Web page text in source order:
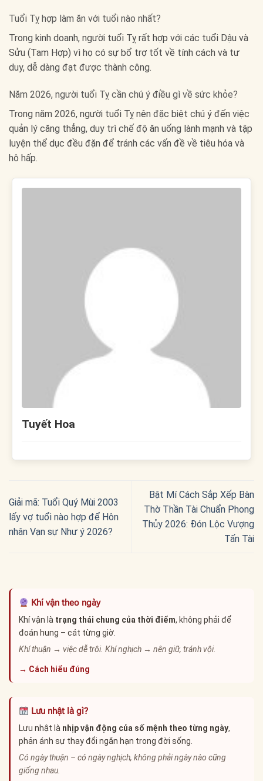
Tuổi Tỵ hợp làm ăn với tuổi nào nhất?
Trong kinh doanh, người tuổi Tỵ rất hợp với các tuổi Dậu và
Sửu (Tam Hợp) vì họ có sự bổ trợ tốt về tính cách và tư
duy, dễ dàng đạt được thành công.
Năm 2026, người tuổi Tỵ cần chú ý điều gì về sức khỏe?
Trong năm 2026, người tuổi Tỵ nên đặc biệt chú ý đến việc
quản lý căng thẳng, duy trì chế độ ăn uống lành mạnh và tập
luyện thể dục đều đặn để tránh các vấn đề về tiêu hóa và
hô hấp.
Tuyết Hoa
Giải mã: Tuổi Quý Mùi 2003
lấy vợ tuổi nào hợp để Hôn
nhân Vạn sự Như ý 2026?
Bật Mí Cách Sắp Xếp Bàn
Thờ Thần Tài Chuẩn Phong
Thủy 2026: Đón Lộc Vượng
Tấn Tài
Khí vận theo ngày
Khí vận là trạng thái chung của thời điểm, không phải để
đoán hung – cát từng giờ.
Khí thuận → việc dễ trôi. Khí nghịch → nên giữ, tránh vội.
→ Cách hiểu đúng
Lưu nhật là gì?
Lưu nhật là nhịp vận động của số mệnh theo từng ngày,
phản ánh sự thay đổi ngắn hạn trong đời sống.
Có ngày thuận – có ngày nghịch, không phải ngày nào cũng
giống nhau.